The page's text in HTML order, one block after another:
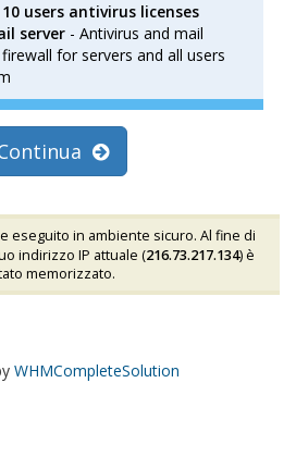
users antivirus licenses
server - Antivirus and mail
for servers and all users
eseguito in ambiente sicuro. Al fine di
indirizzo IP attuale (216.73.217.134) è
memorizzato.
WHMCompleteSolution